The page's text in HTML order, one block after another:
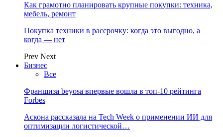
Как грамотно планировать крупные покупки: техника,
мебель, ремонт
Покупка техники в рассрочку: когда это выгодно, а
когда — нет
Prev Next
Бизнес
Все
Франшиза beyosa впервые вошла в топ-10 рейтинга
Forbes
Аскона рассказала на Tech Week о применении ИИ для
оптимизации логистической…